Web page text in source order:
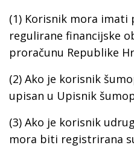
(1) Korisnik mora imati
regulirane financijske
proračunu Republike
(2) Ako je korisnik
upisan u Upisnik
(3) Ako je korisnik
mora biti registrirana